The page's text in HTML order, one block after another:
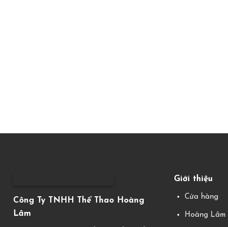
Công Ty TNHH Thể Thao Hoàng
Lâm
Giới thiệu
Cửa hàng
Hoàng Lâm